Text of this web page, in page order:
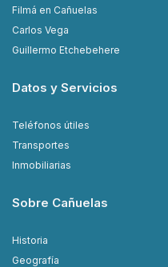
Filmá en Cañuelas
Carlos Vega
Guillermo Etchebehere
Datos y Servicios
Teléfonos útiles
Transportes
Inmobiliarias
Sobre Cañuelas
Historia
Geografía